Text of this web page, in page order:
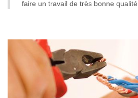
faire un travail de très bonne qualité.